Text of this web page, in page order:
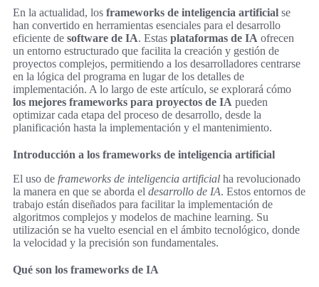
En la actualidad, los frameworks de inteligencia artificial se
han convertido en herramientas esenciales para el desarrollo
eficiente de software de IA. Estas plataformas de IA ofrecen
un entorno estructurado que facilita la creación y gestión de
proyectos complejos, permitiendo a los desarrolladores centrarse
en la lógica del programa en lugar de los detalles de
implementación. A lo largo de este artículo, se explorará cómo
los mejores frameworks para proyectos de IA pueden
optimizar cada etapa del proceso de desarrollo, desde la
planificación hasta la implementación y el mantenimiento.
Introducción a los frameworks de inteligencia artificial
El uso de frameworks de inteligencia artificial ha revolucionado
la manera en que se aborda el desarrollo de IA. Estos entornos de
trabajo están diseñados para facilitar la implementación de
algoritmos complejos y modelos de machine learning. Su
utilización se ha vuelto esencial en el ámbito tecnológico, donde
la velocidad y la precisión son fundamentales.
Qué son los frameworks de IA